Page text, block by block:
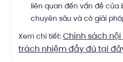
liên quan đến vấn đề của
chuyên sâu và có giải
Xem chi tiết: Chính sách
trách nhiệm đầy đủ tại